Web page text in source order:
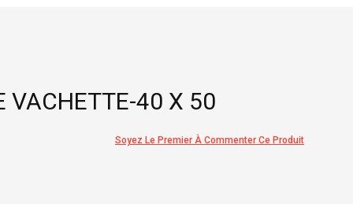
VACHETTE-40 X 50
Soyez Le Premier À Commenter Ce Produit